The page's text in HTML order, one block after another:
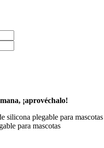
¡aprovéchalo!
silicona plegable para mascotas
para mascotas